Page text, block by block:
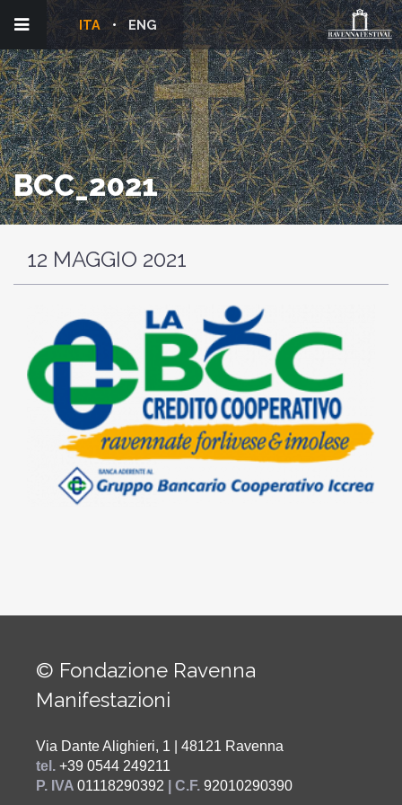
ENG
ITA
BCC_2021
12 MAGGIO 2021
© Fondazione Ravenna
Manifestazioni
Via Dante Alighieri, 1 | 48121 Ravenna
tel. +39 0544 249211
P. IVA 01118290392 | C.F. 92010290390